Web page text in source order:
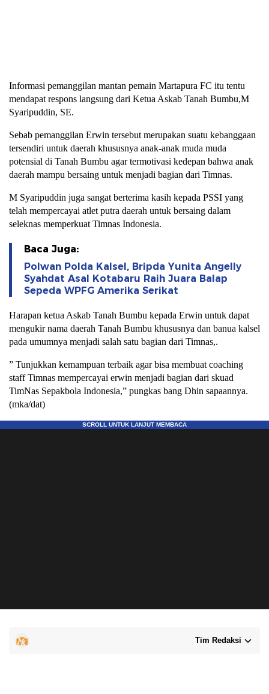
Informasi pemanggilan mantan pemain Martapura FC itu tentu
mendapat respons langsung dari Ketua Askab Tanah Bumbu,M
Syaripuddin, SE.
Sebab pemanggilan Erwin tersebut merupakan suatu kebanggaan
tersendiri untuk daerah khususnya anak-anak muda muda
potensial di Tanah Bumbu agar termotivasi kedepan bahwa anak
daerah mampu bersaing untuk menjadi bagian dari Timnas.
M Syaripuddin juga sangat berterima kasih kepada PSSI yang
telah mempercayai atlet putra daerah untuk bersaing dalam
seleknas memperkuat Timnas Indonesia.
Baca Juga:
Polwan Polda Kalsel, Bripda Yunita Angelly
Syahdat Asal Kotabaru Raih Juara Balap
Sepeda WPFG Amerika Serikat
Harapan ketua Askab Tanah Bumbu kepada Erwin untuk dapat
mengukir nama daerah Tanah Bumbu khususnya dan banua kalsel
pada umumnya menjadi salah satu bagian dari Timnas,.
” Tunjukkan kemampuan terbaik agar bisa membuat coaching
staff Timnas mempercayai erwin menjadi bagian dari skuad
TimNas Sepakbola Indonesia,” pungkas bang Dhin sapaannya.
(mka/dat)
Tim Redaksi